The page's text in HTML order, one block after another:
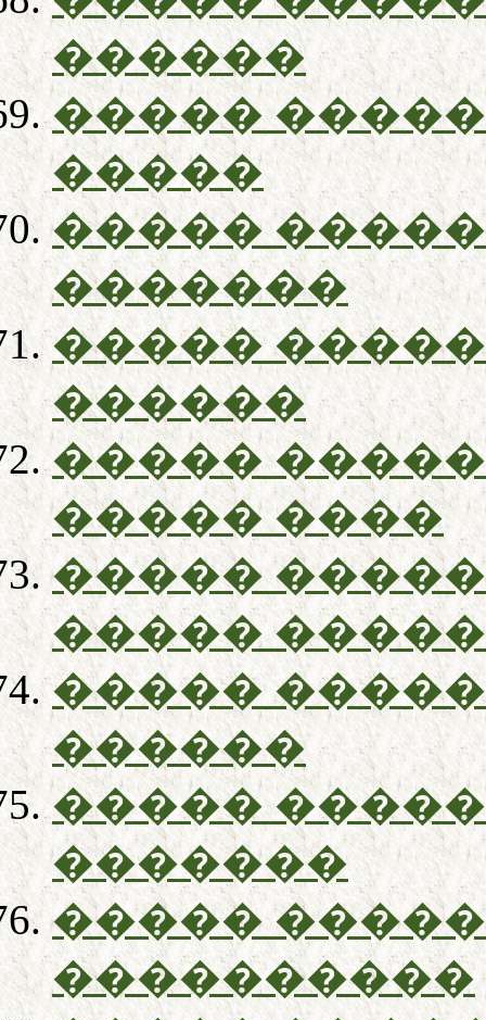
������
�����
�����
�����
�������
�����
������
�����
����� ����
�����
�����
�����
������
�����
�������
�����
����������